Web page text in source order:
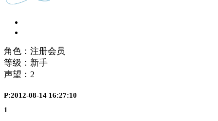
角色：注册会员
等级：新手
声望： 2
P:2012-08-14 16:27:10
1